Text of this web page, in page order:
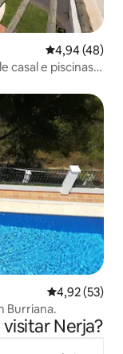
4,94 de uma
4,94 (48)
casal e piscinas
4,92 de uma
4,92 (53)
Burriana.
Nerja?